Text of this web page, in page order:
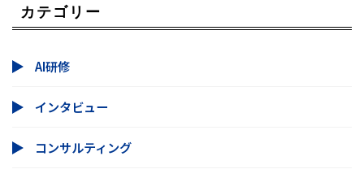
カテゴリー
AI研修
インタビュー
コンサルティング